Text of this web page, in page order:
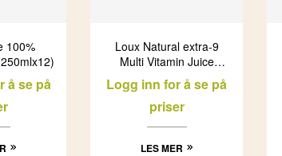
100%
å se på
Loux Natural extra-9
Multi Vitamin Juice
(27x250ml)
Logg inn for å se på
priser
LES MER